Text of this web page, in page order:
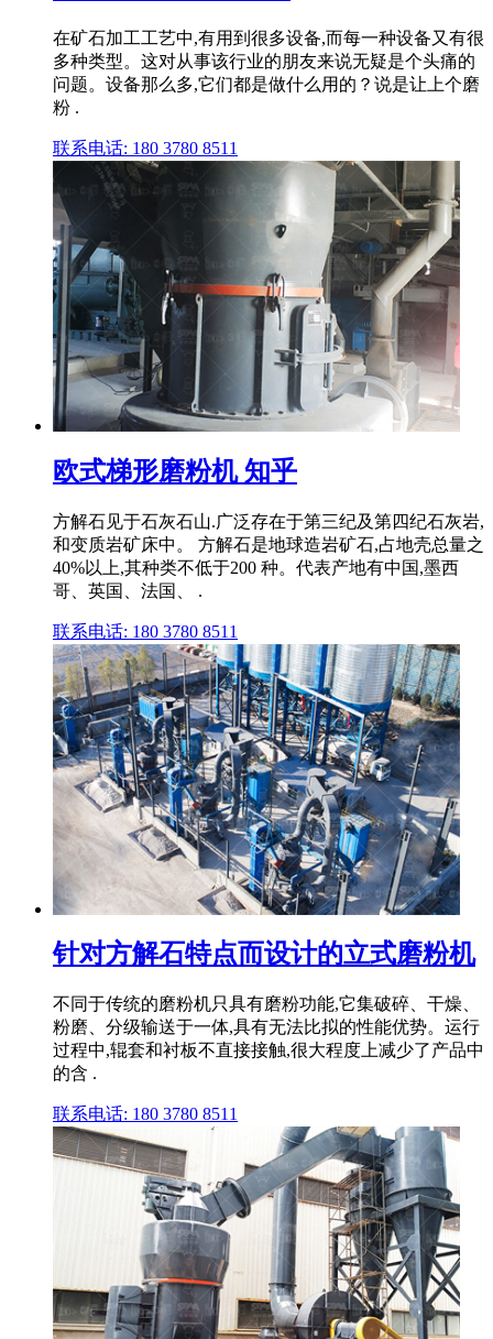
在矿石加工工艺中,有用到很多设备,而每一种设备又有很
多种类型。这对从事该行业的朋友来说无疑是个头痛的
问题。设备那么多,它们都是做什么用的？说是让上个磨
粉 .
联系电话: 180 3780 8511
欧式梯形磨粉机 知乎
方解石见于石灰石山.广泛存在于第三纪及第四纪石灰岩,
和变质岩矿床中。 方解石是地球造岩矿石,占地壳总量之
40%以上,其种类不低于200 种。代表产地有中国,墨西
哥、英国、法国、 .
联系电话: 180 3780 8511
针对方解石特点而设计的立式磨粉机
不同于传统的磨粉机只具有磨粉功能,它集破碎、干燥、
粉磨、分级输送于一体,具有无法比拟的性能优势。运行
过程中,辊套和衬板不直接接触,很大程度上减少了产品中
的含 .
联系电话: 180 3780 8511